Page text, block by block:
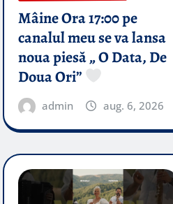
Mâine Ora 17:00 pe
canalul meu se va lansa
noua piesă „ O Data, De
Doua Ori”
admin aug. 6, 2026